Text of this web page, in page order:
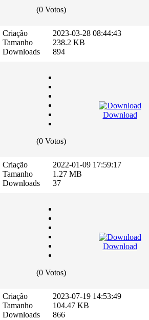
(0 Votos)
Criação
Tamanho
Downloads
2023-03-28 08:44:43
238.2 KB
894
(0 Votos)
Download
Criação
Tamanho
Downloads
2022-01-09 17:59:17
1.27 MB
37
(0 Votos)
Download
Criação
Tamanho
Downloads
2023-07-19 14:53:49
104.47 KB
866